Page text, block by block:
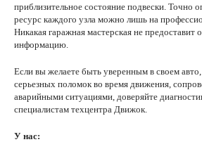
приблизительное состояние подвески. Точно
ресурс каждого узла можно лишь на
Никакая гаражная мастерская не предоставит
информацию.
Если вы желаете быть уверенным в своем
серьезных поломок во время движения,
аварийными ситуациями, доверяйте
специалистам техцентра Движок.
У нас: